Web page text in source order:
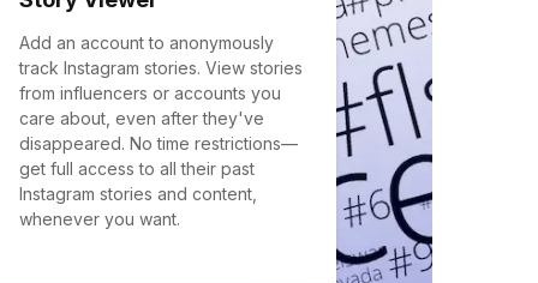
Add an account to anonymously
track Instagram stories. View stories
from influencers or accounts you
care about, even after they've
disappeared. No time restrictions—
get full access to all their past
Instagram stories and content,
whenever you want.